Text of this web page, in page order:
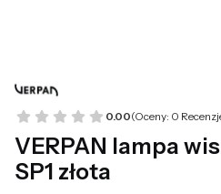
0.00(Oceny: 0
VERPAN lampa
SP1 złota